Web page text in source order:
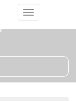
и